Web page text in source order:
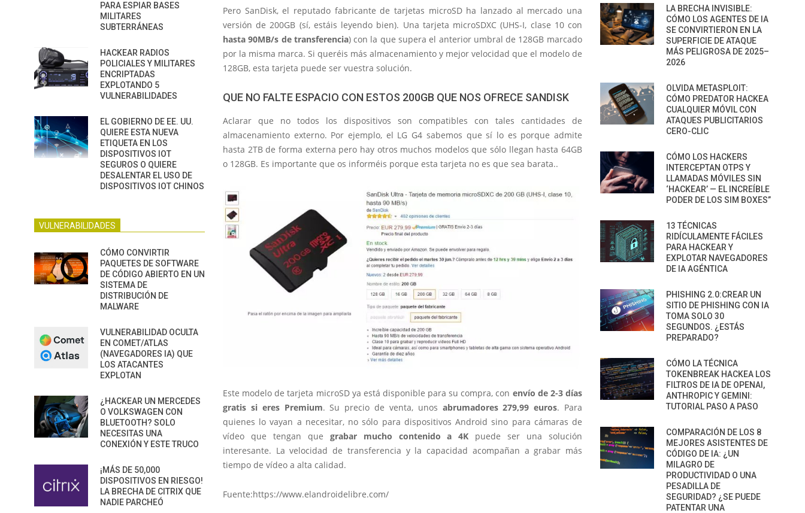
Pero SanDisk, el reputado fabricante de tarjetas microSD ha lanzado al mercado una
versión de 200GB (sí, estáis leyendo bien). Una tarjeta microSDXC (UHS-I, clase 10 con
hasta 90MB/s de transferencia) con la que supera el anterior umbral de 128GB marcado
por la misma marca. Si queréis más almacenamiento y mejor velocidad que el modelo de
128GB, esta tarjeta puede ser vuestra solución.
QUE NO FALTE ESPACIO CON ESTOS 200GB QUE NOS OFRECE SANDISK
Aclarar que no todos los dispositivos son compatibles con tales cantidades de
almacenamiento externo. Por ejemplo, el LG G4 sabemos que sí lo es porque admite
hasta 2TB de forma externa pero hay otros muchos modelos que sólo llegan hasta 64GB
o 128GB. Es importante que os informéis porque esta tarjeta no es que sea barata..
Este modelo de tarjeta microSD ya está disponible para su compra, con envío de 2-3 días
gratis si eres Premium. Su precio de venta, unos abrumadores 279,99 euros. Para
quienes lo vayan a necesitar, no sólo para dispositivos Android sino para cámaras de
vídeo que tengan que grabar mucho contenido a 4K puede ser una solución
interesante. La velocidad de transferencia y la capacidad acompañan a grabar más
tiempo de vídeo a alta calidad.
Fuente:https://www.elandroidelibre.com/
PARA ESPIAR BASES
MILITARES
SUBTERRÁNEAS
HACKEAR RADIOS
POLICIALES Y MILITARES
ENCRIPTADAS
EXPLOTANDO 5
VULNERABILIDADES
EL GOBIERNO DE EE. UU.
QUIERE ESTA NUEVA
ETIQUETA EN LOS
DISPOSITIVOS IOT
SEGUROS O QUIERE
DESALENTAR EL USO DE
DISPOSITIVOS IOT CHINOS
VULNERABILIDADES
CÓMO CONVIRTIR
PAQUETES DE SOFTWARE
DE CÓDIGO ABIERTO EN UN
SISTEMA DE
DISTRIBUCIÓN DE
MALWARE
VULNERABILIDAD OCULTA
EN COMET/ATLAS
(NAVEGADORES IA) QUE
LOS ATACANTES
EXPLOTAN
¿HACKEAR UN MERCEDES
O VOLKSWAGEN CON
BLUETOOTH? SOLO
NECESITAS UNA
CONEXIÓN Y ESTE TRUCO
¡MÁS DE 50,000
DISPOSITIVOS EN RIESGO!
LA BRECHA DE CITRIX QUE
NADIE PARCHEÓ
LA BRECHA INVISIBLE:
CÓMO LOS AGENTES DE IA
SE CONVIRTIERON EN LA
SUPERFICIE DE ATAQUE
MÁS PELIGROSA DE 2025–
2026
OLVIDA METASPLOIT:
CÓMO PREDATOR HACKEA
CUALQUIER MÓVIL CON
ATAQUES PUBLICITARIOS
CERO-CLIC
CÓMO LOS HACKERS
INTERCEPTAN OTPS Y
LLAMADAS MÓVILES SIN
‘HACKEAR’ — EL INCREÍBLE
PODER DE LOS SIM BOXES”
13 TÉCNICAS
RIDÍCULAMENTE FÁCILES
PARA HACKEAR Y
EXPLOTAR NAVEGADORES
DE IA AGÉNTICA
PHISHING 2.0:CREAR UN
SITIO DE PHISHING CON IA
TOMA SOLO 30
SEGUNDOS. ¿ESTÁS
PREPARADO?
CÓMO LA TÉCNICA
TOKENBREAK HACKEA LOS
FILTROS DE IA DE OPENAI,
ANTHROPIC Y GEMINI:
TUTORIAL PASO A PASO
COMPARACIÓN DE LOS 8
MEJORES ASISTENTES DE
CÓDIGO DE IA: ¿UN
MILAGRO DE
PRODUCTIVIDAD O UNA
PESADILLA DE
SEGURIDAD? ¿SE PUEDE
PATENTAR UNA